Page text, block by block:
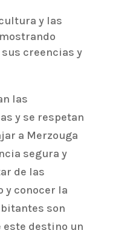
y las
creencias y
las
y se respetan
a Merzouga
segura y
de las
y conocer la
son
este destino un